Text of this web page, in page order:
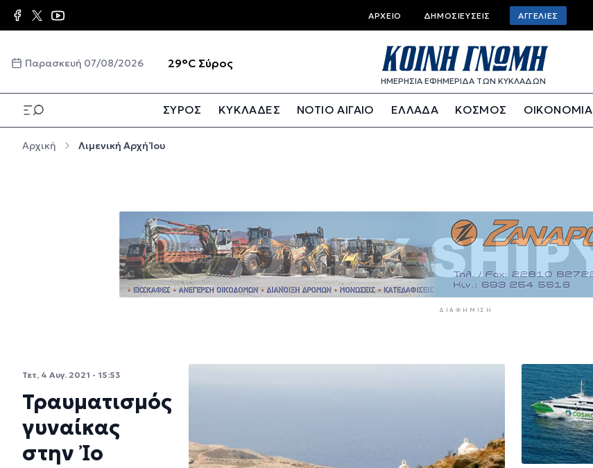
Παράκαμψη προς το κυρίως περιεχόμενο Top bar menu
ΑΡΧΕΊΟ ΔΗΜΟΣΙΕΎΣΕΙΣ ΑΓΓΕΛΊΕΣ
Παρασκευή 07/08/2026 29°C Σύρος
ΗΜΕΡΗΣΙΑ ΕΦΗΜΕΡΙΔΑ ΤΩΝ ΚΥΚΛΑΔΩΝ
ΣΥΡΟΣ ΚΥΚΛΑΔΕΣ ΝΟΤΙΟ ΑΙΓΑΙΟ ΕΛΛΑΔΑ ΚΟΣΜΟΣ ΟΙΚΟΝΟΜΙΑ
Αρχική Λιμενική Αρχή Ίου
ΔΙΑΦΉΜΙΣΗ
Τετ, 4 Αυγ. 2021 - 15:53
Τραυματισμός
γυναίκας
στην Ἰο